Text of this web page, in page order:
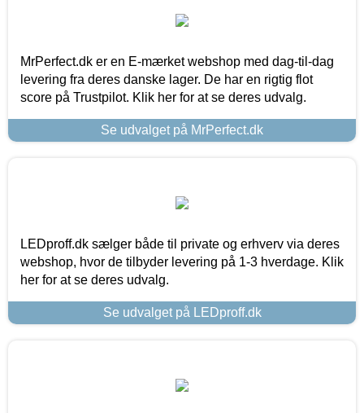
MrPerfect.dk er en E-mærket webshop med dag-til-dag
levering fra deres danske lager. De har en rigtig flot
score på Trustpilot. Klik her for at se deres udvalg.
Se udvalget på MrPerfect.dk
LEDproff.dk sælger både til private og erhverv via deres
webshop, hvor de tilbyder levering på 1-3 hverdage. Klik
her for at se deres udvalg.
Se udvalget på LEDproff.dk